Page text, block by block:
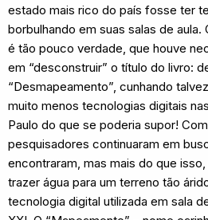
estado mais rico do país fosse ter
borbulhando em suas salas de
é tão pouco verdade, que houve
em “desconstruir” o título do livro:
“Desmapeamento”, cunhando
muito menos tecnologias digitais
Paulo do que se poderia supor!
pesquisadores continuaram em
encontraram, mas mais do que
trazer água para um terreno tão
tecnologia digital utilizada em sala